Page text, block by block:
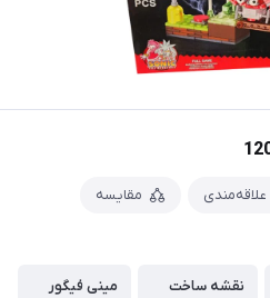
علاقه‌مندی مقایسه
نقشه ساخت
مینی فیگور